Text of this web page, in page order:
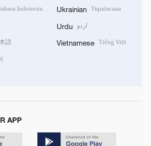
Indonesia
語
Ukrainian Українська
Urdu اردو
Vietnamese Tiếng Việt
APP